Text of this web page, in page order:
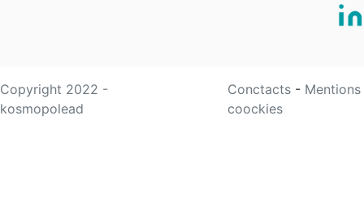
Copyright 2022 -
kosmopolead
Conctacts -
coockies